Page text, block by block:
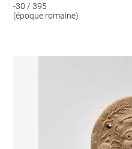
-30 / 395
(époque romaine)